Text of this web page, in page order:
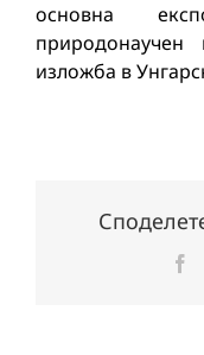
основна
изложба в